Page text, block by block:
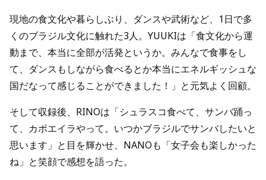
現地の食文化や暮らしぶり、ダンスや武術など、1日で多
くのブラジル文化に触れた3人。YUUKIは「食文化から運
動まで、本当に全部が活発というか。みんなで食事をし
て、ダンスもしながら食べるとか本当にエネルギッシュな
国だなって感じることができました！」と元気よく回顧。
そして収録後、RINOは「シュラスコ食べて、サンバ踊っ
て、カポエイラやって。いつかブラジルでサンバしたいと
思います」と目を輝かせ、NANOも「女子会も楽しかった
ね」と笑顔で感想を語った。